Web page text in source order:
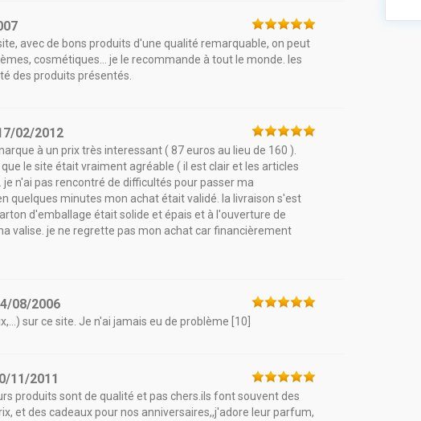
avec de bons produits d'une qualité remarquable, on peut
cosmétiques... je le recommande à tout le monde. les
des produits présentés.
02/2012
à un prix très interessant ( 87 euros au lieu de 160 ).
le site était vraiment agréable ( il est clair et les articles
n'ai pas rencontré de difficultés pour passer ma
quelques minutes mon achat était validé. la livraison s'est
d'emballage était solide et épais et à l'ouverture de
valise. je ne regrette pas mon achat car financièrement
08/2006
sur ce site. Je n'ai jamais eu de problème [10]
11/2011
produits sont de qualité et pas chers.ils font souvent des
et des cadeaux pour nos anniversaires,,j'adore leur parfum,